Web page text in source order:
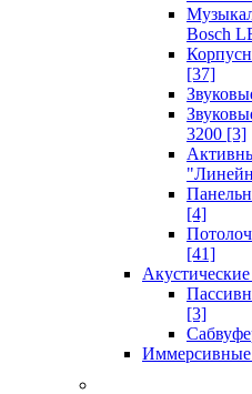
Bosch
[37]
3200 [3]
[4]
[41]
[3]
Иммерсивные